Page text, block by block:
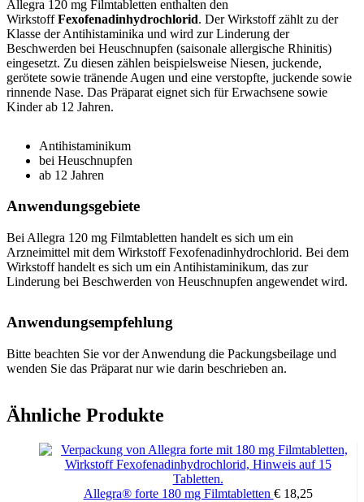
Allegra 120 mg Filmtabletten enthalten den
WirkstoffFexofenadinhydrochlorid. Der Wirkstoff zählt zu der
Klasse der Antihistaminika und wird zur Linderung der
Beschwerden bei Heuschnupfen (saisonale allergische Rhinitis)
eingesetzt. Zu diesen zählen beispielsweise Niesen, juckende,
gerötete sowie tränende Augen und eine verstopfte, juckende sowie
rinnende Nase. Das Präparat eignet sich für Erwachsene sowie
Kinder ab 12 Jahren.
Antihistaminikum
bei Heuschnupfen
ab 12 Jahren
Anwendungsgebiete
Bei Allegra 120 mg Filmtabletten handelt es sich um ein
Arzneimittel mit dem Wirkstoff Fexofenadinhydrochlorid. Bei dem
Wirkstoff handelt es sich um ein Antihistaminikum, das zur
Linderung bei Beschwerden von Heuschnupfen angewendet wird.
Anwendungsempfehlung
Bitte beachten Sie vor der Anwendung die Packungsbeilage und
wenden Sie das Präparat nur wie darin beschrieben an.
Zusammensetzung / Zutaten
Der Wirkstoff ist: Fexofenadinhydrochlorid. Jede Tablette enthält
120 mg Fexofenadinhydrochlorid.
Die sonstigen Bestandteile sind:Tablettenkern: mikrokristalline
Ähnliche Produkte
Allegra® forte 180 mg Filmtabletten €18,25